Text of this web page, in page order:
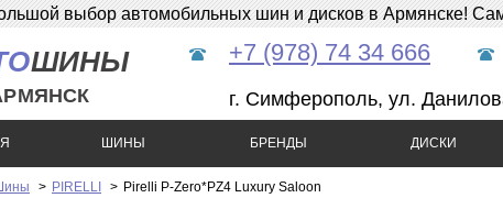
выбор автомобильных шин и дисков в Армянске!
ШИНЫ +7 (978) 74 34 666
г. Симферополь, ул.
ШИНЫ БРЕНДЫ ДИСКИ
> PIRELLI > Pirelli P-Zero*PZ4 Luxury Saloon